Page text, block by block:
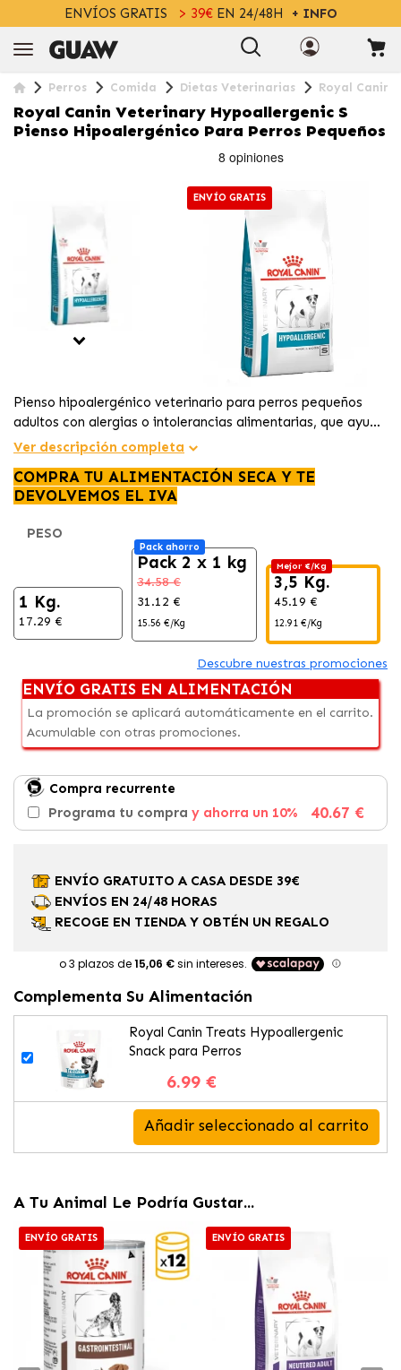
ENVÍOS GRATIS > 39€EN 24/48H + INFO
Perros Comida Dietas Veterinarias Royal Canin
Royal Canin Veterinary Hypoallergenic S
Pienso Hipoalergénico Para Perros Pequeños
ENVÍO GRATIS
Pienso hipoalergénico veterinario para perros pequeños
adultos con alergias o intolerancias alimentarias, que ayuda
a reducir reacciones adversas, protege la piel, cuida la
urinarios.
Ver descripción completa
COMPRA TU ALIMENTACIÓN SECA Y TE
DEVOLVEMOS EL IVA
PESO
1 Kg.
17.29 €
Pack ahorro
Pack 2 x 1 kg
34.58 €
31.12 €
15.56 €/Kg
Mejor €/Kg
3,5 Kg.
45.19 €
12.91 €/Kg
Descubre nuestras promociones
ENVÍO GRATIS EN ALIMENTACIÓN
La promoción se aplicará automáticamente en el carrito.
Acumulable con otras promociones.
Compra recurrente
Programa tu compra y ahorra un 10% 40.67 €
ENVÍO GRATUITO A CASA DESDE 39€
ENVÍOS EN 24/48 HORAS
RECOGE EN TIENDA Y OBTÉN UN REGALO
Complementa Su Alimentación
Royal Canin Treats Hypoallergenic
Snack para Perros
6.99 €
Añadir seleccionado al carrito
A Tu Animal Le Podría Gustar...
ENVÍO GRATIS ENVÍO GRATIS